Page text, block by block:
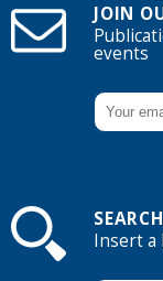
JOIN
events
Insert a